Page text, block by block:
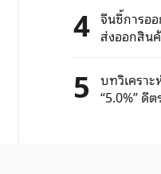
4 จีนชี้การอ
ส่งออกสิน
สินค้ากว่า
5 บทวิเครา
“5.0%” ดี